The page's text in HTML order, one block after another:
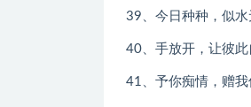
39、今日种种，似水
40、手放开，让彼此
41、予你痴情，赠我